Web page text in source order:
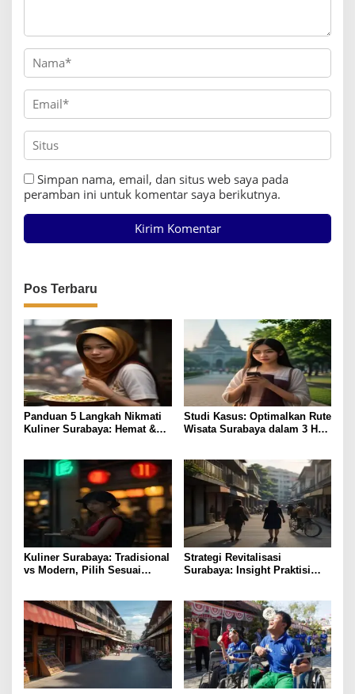
Simpan nama, email, dan situs web saya pada
peramban ini untuk komentar saya berikutnya.
Pos Terbaru
Panduan 5 Langkah Nikmati
Kuliner Surabaya: Hemat &
Studi Kasus: Optimalkan Rute
Wisata Surabaya dalam 3 Hari
Kuliner Surabaya: Tradisional
vs Modern, Pilih Sesuai
Strategi Revitalisasi
Surabaya: Insight Praktisi